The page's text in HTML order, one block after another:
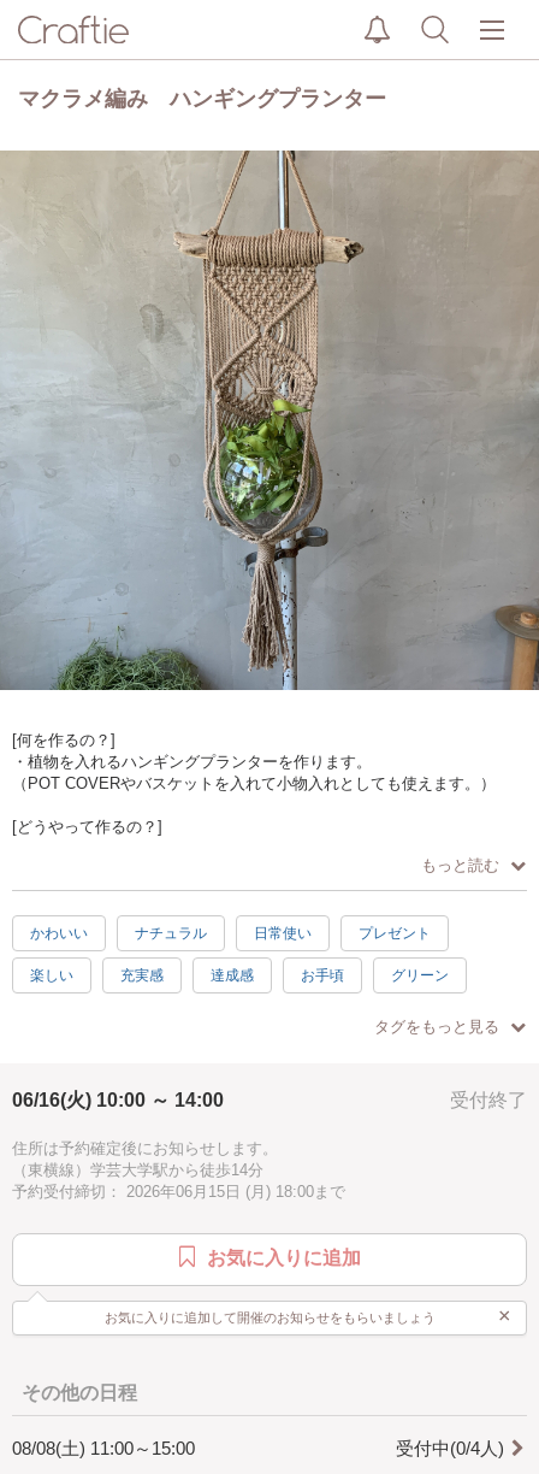
マクラメ編み ハンギングプランター
[何を作るの？]
・植物を入れるハンギングプランターを作ります。
（POT COVERやバスケットを入れて小物入れとしても使えます。）
[どうやって作るの？]
まとめ結び、平結び、巻き結び、平結びの七宝結びが学べます。
[作品仕様]
・流木位置から長さ約65センチ ロープ箇所幅約16センチ
・ロープの色が選べます。(欠品してるカラーもあります）
[どんな人が対象?]
・初心者の方でも大丈夫ですが時間がかかる場合がございます。
[是非知ってほしい]
・マクラメ編みは手で紐を結びデザインを作り出すことの出来る技法で
す。
一つ作ると次に何を作ろうかなと楽しくなります。
是非体験してみてください。
もっと読む
かわいい ナチュラル 日常使い プレゼント
楽しい 充実感 達成感 お手頃 グリーン
グレー 手ぶらOK
タグをもっと見る
受付終了
06/16(火) 10:00 ～ 14:00
住所は予約確定後にお知らせします。
（東横線）学芸大学駅から徒歩14分
予約受付締切： 2026年06月15日 (月) 18:00まで
お気に入りに追加
お気に入りに追加して開催のお知らせをもらいましょう ×
その他の日程
受付中(0/4人)
08/08(土) 11:00～15:00